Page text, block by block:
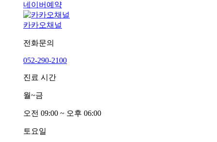
네이버예약
카카오채널
전화문의
052-290-2100
진료 시간
월~금
오전 09:00 ~ 오후 06:00
토요일